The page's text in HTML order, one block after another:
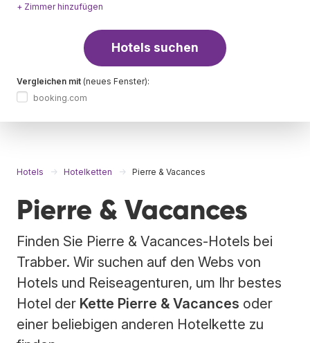
+ Zimmer hinzufügen
Hotels suchen
Vergleichen mit (neues Fenster):
booking.com
Hotels Hotelketten Pierre & Vacances
Pierre & Vacances
Finden Sie Pierre & Vacances-Hotels bei
Trabber. Wir suchen auf den Webs von
Hotels und Reiseagenturen, um Ihr bestes
Hotel der Kette Pierre & Vacances oder
einer beliebigen anderen Hotelkette zu